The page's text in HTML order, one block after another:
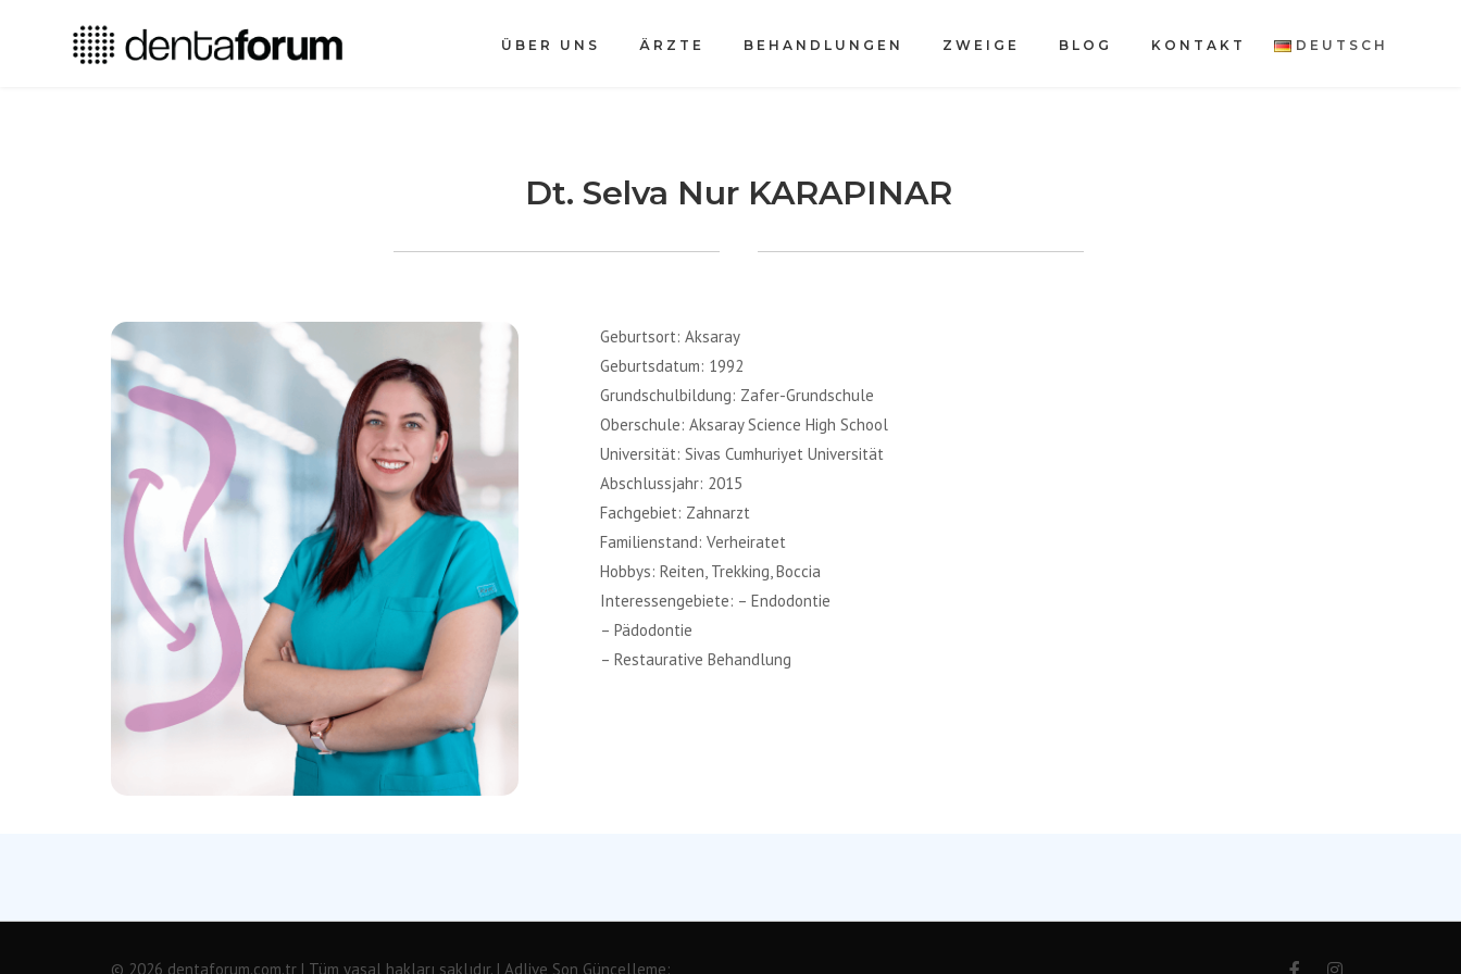
ÜBER UNS ÄRZTE BEHANDLUNGEN ZWEIGE BLOG KONTAKT DEUTSCH
Dt. Selva Nur KARAPINAR
Geburtsort: Aksaray
Geburtsdatum: 1992
Grundschulbildung: Zafer-Grundschule
Oberschule: Aksaray Science High School
Universität: Sivas Cumhuriyet Universität
Abschlussjahr: 2015
Fachgebiet: Zahnarzt
Familienstand: Verheiratet
Hobbys: Reiten, Trekking, Boccia
Interessengebiete: – Endodontie
– Pädodontie
– Restaurative Behandlung
© 2026 dentaforum.com.tr | Tüm yasal hakları saklıdır. | Adlive Son Güncelleme: